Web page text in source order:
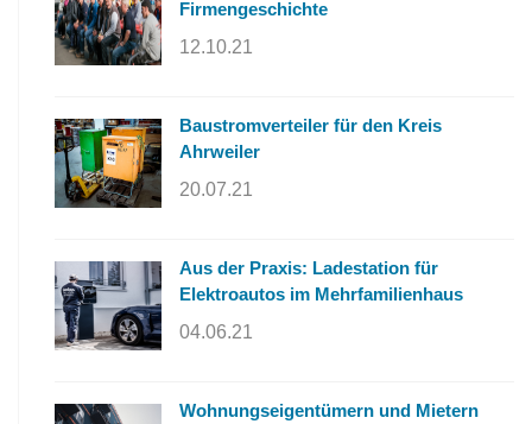
Firmengeschichte
12.10.21
Baustromverteiler für den Kreis
Ahrweiler
20.07.21
Aus der Praxis: Ladestation für
Elektroautos im Mehrfamilienhaus
04.06.21
Wohnungseigentümern und Mietern